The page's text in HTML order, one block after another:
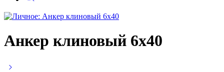
Анкер клиновый 6х40